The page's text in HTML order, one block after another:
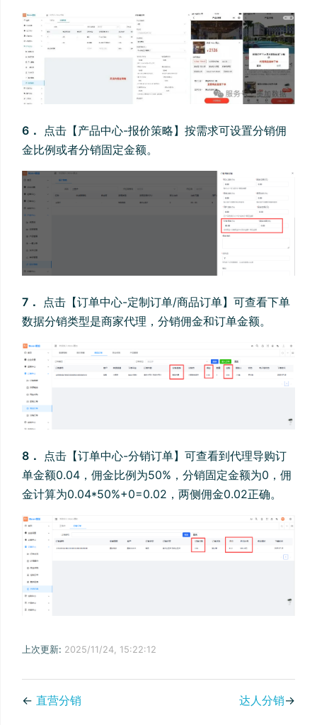
6．
点击【产品中心-报价策略】按需求可设置分销佣
金比例或者分销固定金额。
7．
点击【订单中心-定制订单/商品订单】可查看下单
数据分销类型是商家代理，分销佣金和订单金额。
8．
点击【订单中心-分销订单】可查看到代理导购订
单金额0.04，佣金比例为50%，分销固定金额为0，佣
金计算为0.04*50%+0=0.02，两侧佣金0.02正确。
上次更新: 2025/11/24, 15:22:12
← 直营分销 达人分销→